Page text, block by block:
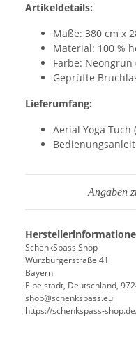
Artikeldetails:
Maße: 380 cm x
Material: 100 %
Farbe:
Geprüfte
Lieferumfang:
Aerial Yoga Tuch
Angaben
SchenkSpass Shop
Würzburgerstraße 41
Bayern
Eibelstadt, Deutschland,
shop@schenkspass.eu
https://schenkspass-